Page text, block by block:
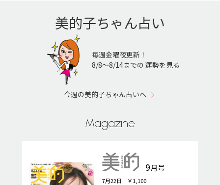
美的子ちゃん占い
毎週金曜夜更新！
8/8〜8/14までの 運勢を見る
今週の美的子ちゃん占いへ
Magazine
9月号
7月22日 ￥1,100